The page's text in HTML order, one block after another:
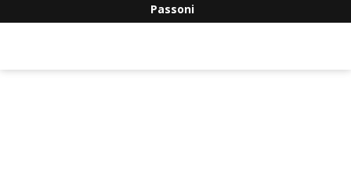
Passoni